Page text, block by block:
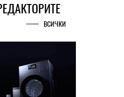
ВСИЧКИ